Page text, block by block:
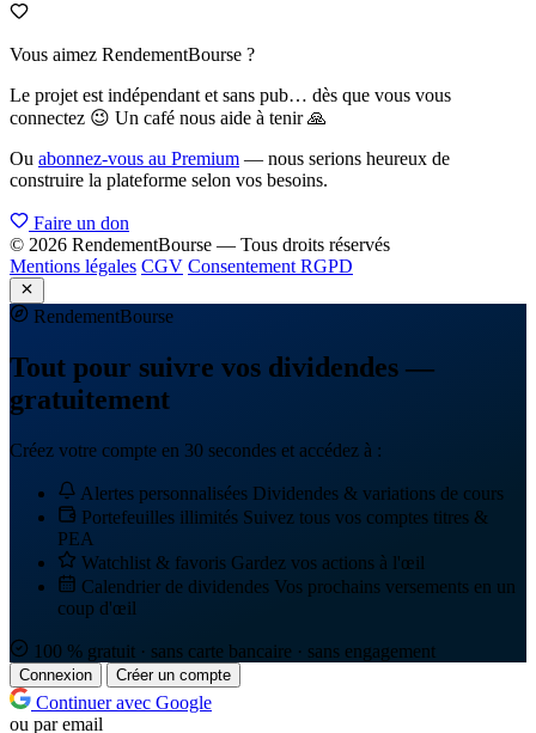
Vous aimez RendementBourse ?
Le projet est indépendant et sans pub… dès que vous vous
connectez 😉 Un café nous aide à tenir 🙏
Ou abonnez-vous au Premium — nous serions heureux de
construire la plateforme selon vos besoins.
Faire un don
© 2026 RendementBourse — Tous droits réservés
Mentions légales CGV Consentement RGPD
RendementBourse
Tout pour suivre vos dividendes —
gratuitement
Créez votre compte en 30 secondes et accédez à :
Alertes personnalisées Dividendes & variations de cours
Portefeuilles illimités Suivez tous vos comptes titres &
PEA
Watchlist & favoris Gardez vos actions à l'œil
Calendrier de dividendes Vos prochains versements en un
coup d'œil
100 % gratuit · sans carte bancaire · sans engagement
Connexion Créer un compte
Continuer avec Google
ou par email